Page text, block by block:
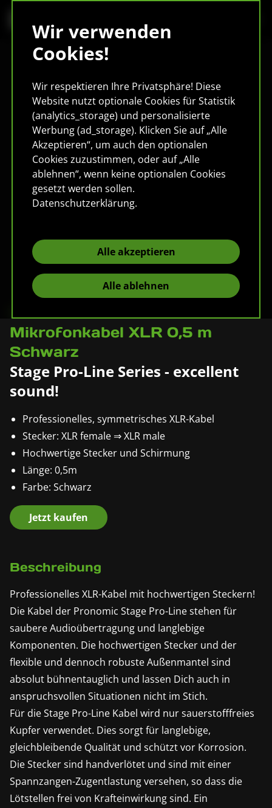
Wir verwenden
Cookies!
Wir respektieren Ihre Privatsphäre! Diese
Website nutzt optionale Cookies für Statistik
(analytics_storage) und personalisierte
Werbung (ad_storage). Klicken Sie auf „Alle
Akzeptieren“, um auch den optionalen
Cookies zuzustimmen, oder auf „Alle
ablehnen“, wenn keine optionalen Cookies
gesetzt werden sollen.
Datenschutzerklärung.
Alle akzeptieren
Alle ablehnen
Pronomic XFXM-0.5
Mikrofonkabel XLR 0,5 m
Schwarz
Stage Pro-Line Series - excellent
sound!
Professionelles, symmetrisches XLR-Kabel
Stecker: XLR female ⇒ XLR male
Hochwertige Stecker und Schirmung
Länge: 0,5m
Farbe: Schwarz
Jetzt kaufen
Beschreibung
Professionelles XLR-Kabel mit hochwertigen Steckern!
Die Kabel der Pronomic Stage Pro-Line stehen für
saubere Audioübertragung und langlebige
Komponenten. Die hochwertigen Stecker und der
flexible und dennoch robuste Außenmantel sind
absolut bühnentauglich und lassen Dich auch in
anspruchsvollen Situationen nicht im Stich.
Für die Stage Pro-Line Kabel wird nur sauerstofffreies
Kupfer verwendet. Dies sorgt für langlebige,
gleichbleibende Qualität und schützt vor Korrosion.
Die Stecker sind handverlötet und sind mit einer
Spannzangen-Zugentlastung versehen, so dass die
Lötstellen frei von Krafteinwirkung sind. Ein